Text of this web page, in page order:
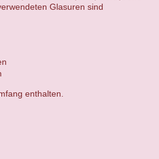
Glasuren sind
enthalten.